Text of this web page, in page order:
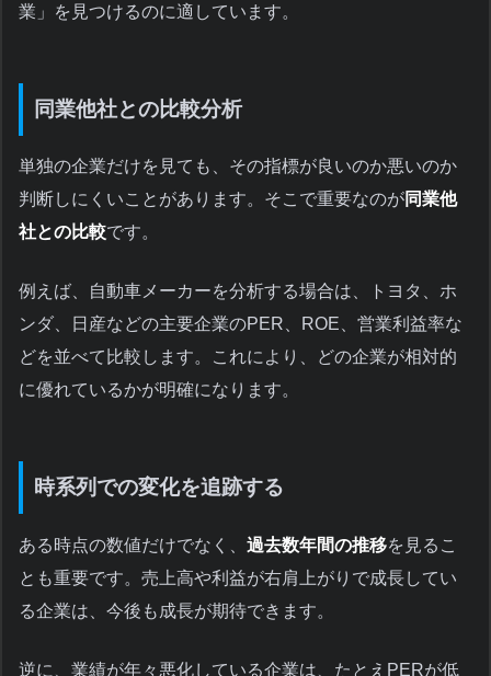
業」を見つけるのに適しています。
同業他社との比較分析
単独の企業だけを見ても、その指標が良いのか悪いのか
判断しにくいことがあります。そこで重要なのが同業他
社との比較です。
例えば、自動車メーカーを分析する場合は、トヨタ、ホ
ンダ、日産などの主要企業のPER、ROE、営業利益率な
どを並べて比較します。これにより、どの企業が相対的
に優れているかが明確になります。
時系列での変化を追跡する
ある時点の数値だけでなく、 過去数年間の推移を見るこ
とも重要です。売上高や利益が右肩上がりで成長してい
る企業は、今後も成長が期待できます。
逆に、業績が年々悪化している企業は、たとえPERが低